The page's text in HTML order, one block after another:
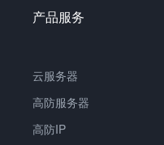
产品服务
云服务器
高防服务器
高防IP